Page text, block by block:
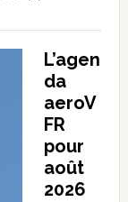
L’agen
da
aeroV
FR
pour
août
2026